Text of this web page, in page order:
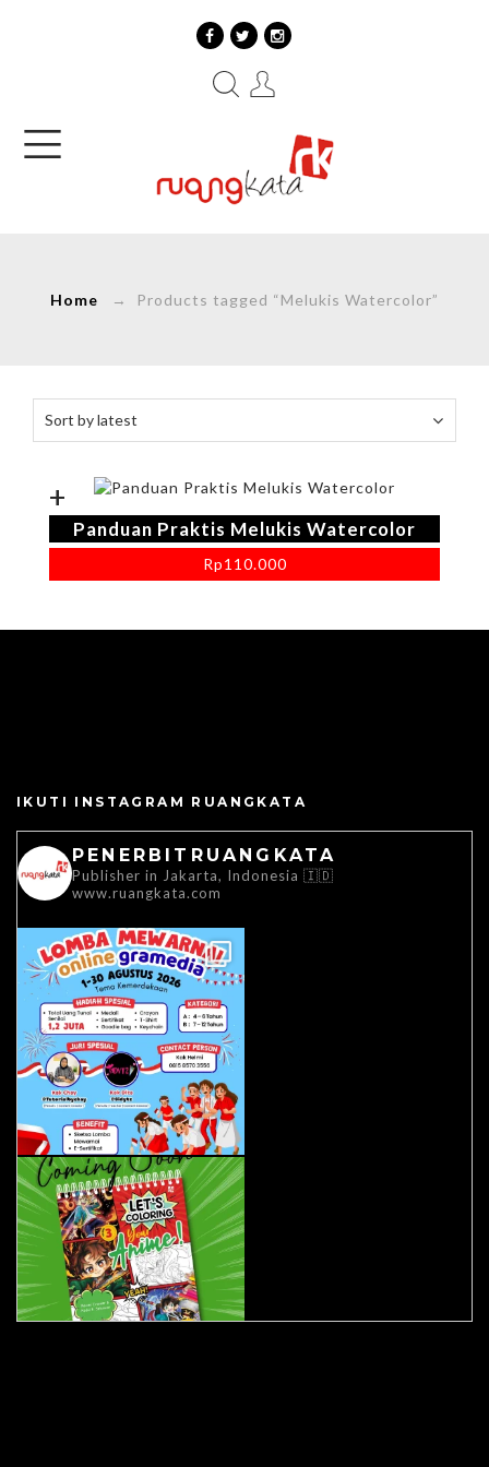
Home → Products tagged “Melukis Watercolor”
+
Panduan Praktis Melukis Watercolor
Rp110.000
IKUTI INSTAGRAM RUANGKATA
PENERBITRUANGKATA
Publisher in Jakarta, Indonesia 🇮🇩
www.ruangkata.com